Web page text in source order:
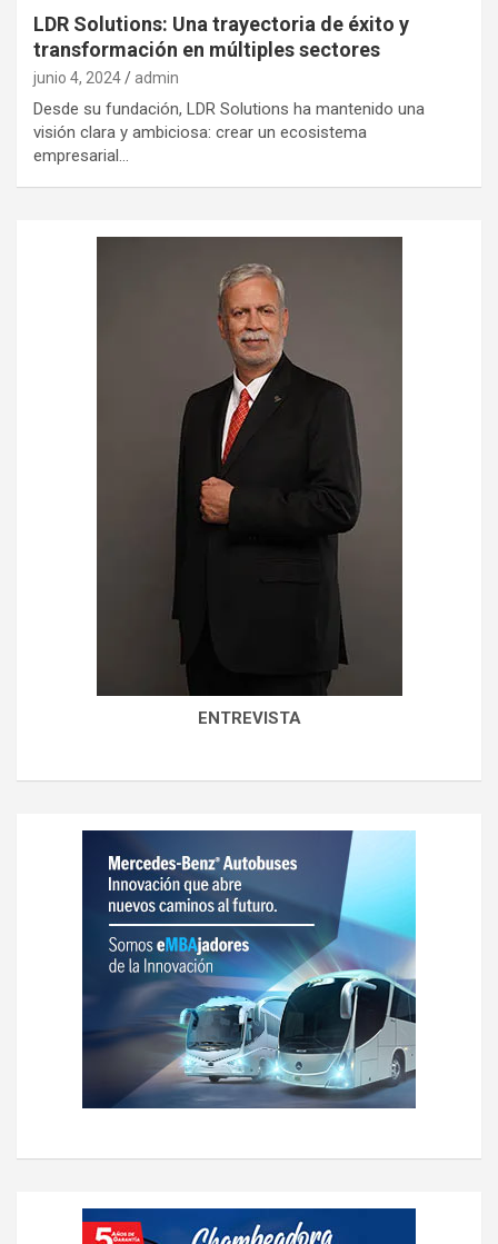
LDR Solutions: Una trayectoria de éxito y
transformación en múltiples sectores
junio 4, 2024 admin
Desde su fundación, LDR Solutions ha mantenido una
visión clara y ambiciosa: crear un ecosistema
empresarial…
ENTREVISTA